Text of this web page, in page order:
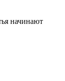
начинают